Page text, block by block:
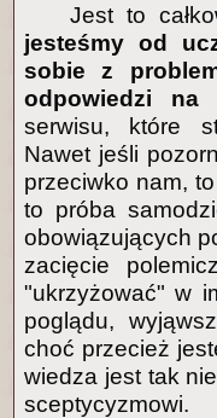
Jest to
jesteśmy od
sobie z
odpowiedzi na
serwisu, które
Nawet jeśli
przeciwko nam,
to próba
obowiązujących
zacięcie
"ukrzyżować" w
poglądu,
choć przecież
wiedza jest tak
sceptycyzmowi.